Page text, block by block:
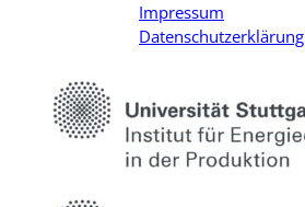
Impressum
Datenschutzerklärung